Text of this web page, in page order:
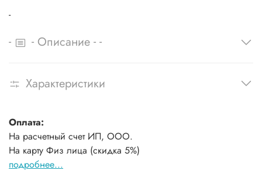
-
- - Описание - -
Характеристики
Оплата:
На расчетный счет ИП, ООО.
На карту Физ лица (скидка 5%)
подробнее...